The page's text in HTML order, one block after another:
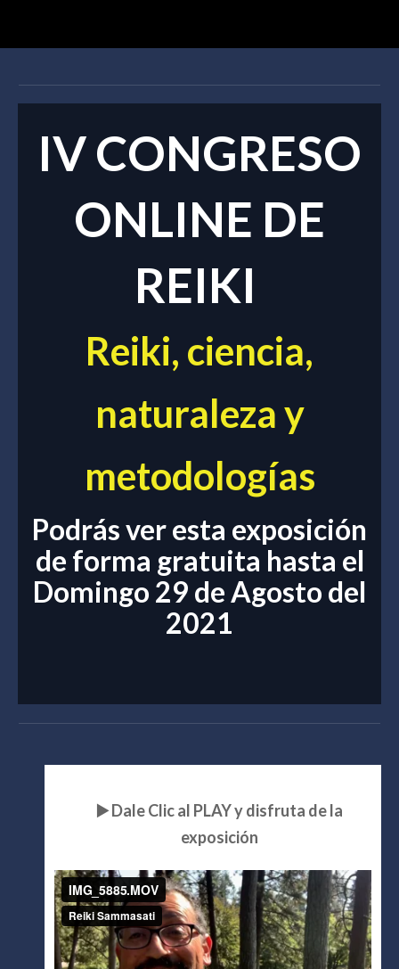
IV CONGRESO
ONLINE DE
REIKI
Reiki, ciencia,
naturaleza y
metodologías
Podrás ver esta exposición
de forma gratuita hasta el
Domingo 29 de Agosto del
2021
▶️ Dale Clic al PLAY y disfruta de la
exposición